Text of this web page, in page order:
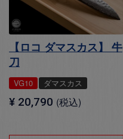
【ロコ ダマスカス】 牛
刀
VG10 ダマスカス
¥ 20,790 税込